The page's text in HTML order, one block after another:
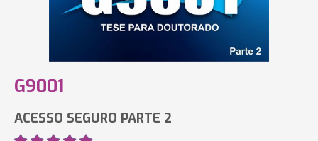
G9001
ACESSO SEGURO PARTE 2